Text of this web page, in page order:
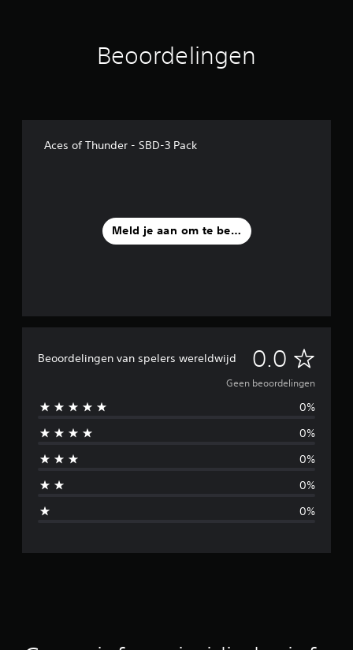
Beoordelingen
Aces of Thunder - SBD-3 Pack
Meld je aan om te beoordelen
Beoordelingen van spelers wereldwijd 0.0 G
e
e
n
o
Geen beoordelingen
0%
0%
0%
0%
0%